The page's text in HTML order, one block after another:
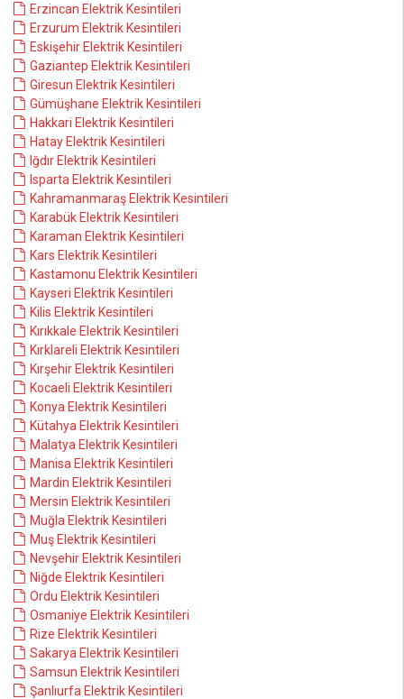
Erzincan Elektrik Kesintileri
Erzurum Elektrik Kesintileri
Eskişehir Elektrik Kesintileri
Gaziantep Elektrik Kesintileri
Giresun Elektrik Kesintileri
Gümüşhane Elektrik Kesintileri
Hakkari Elektrik Kesintileri
Hatay Elektrik Kesintileri
Iğdır Elektrik Kesintileri
Isparta Elektrik Kesintileri
Kahramanmaraş Elektrik Kesintileri
Karabük Elektrik Kesintileri
Karaman Elektrik Kesintileri
Kars Elektrik Kesintileri
Kastamonu Elektrik Kesintileri
Kayseri Elektrik Kesintileri
Kilis Elektrik Kesintileri
Kırıkkale Elektrik Kesintileri
Kırklareli Elektrik Kesintileri
Kırşehir Elektrik Kesintileri
Kocaeli Elektrik Kesintileri
Konya Elektrik Kesintileri
Kütahya Elektrik Kesintileri
Malatya Elektrik Kesintileri
Manisa Elektrik Kesintileri
Mardin Elektrik Kesintileri
Mersin Elektrik Kesintileri
Muğla Elektrik Kesintileri
Muş Elektrik Kesintileri
Nevşehir Elektrik Kesintileri
Niğde Elektrik Kesintileri
Ordu Elektrik Kesintileri
Osmaniye Elektrik Kesintileri
Rize Elektrik Kesintileri
Sakarya Elektrik Kesintileri
Samsun Elektrik Kesintileri
Şanlıurfa Elektrik Kesintileri